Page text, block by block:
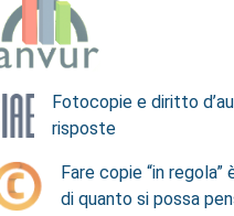
Fotocopie e diritto
risposte
Fare copie “in regola”
di quanto si possa